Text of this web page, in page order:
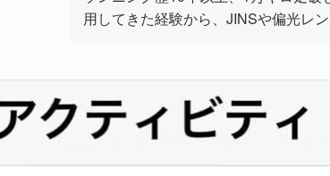
用してきた経験から、JINSや偏光レ